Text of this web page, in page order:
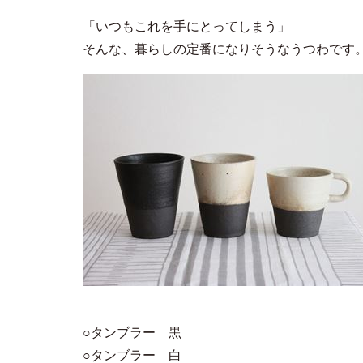
「いつもこれを手にとってしまう」
そんな、暮らしの定番になりそうなうつわです
○タンブラー 黒
○タンブラー 白